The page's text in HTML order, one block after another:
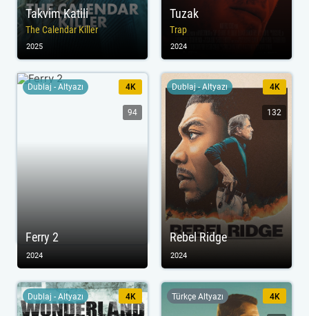
Takvim Katili
The Calendar Killer
2025
Tuzak
Trap
2024
Ferry 2
Dublaj - Altyazı 4K
94
2024
Rebel Ridge
Dublaj - Altyazı 4K
132
2024
Dublaj - Altyazı 4K Türkçe Altyazı 4K